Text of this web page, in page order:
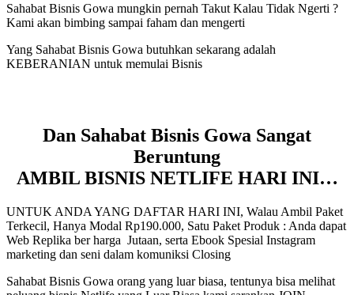
Sahabat Bisnis Gowa mungkin pernah Takut Kalau Tidak Ngerti ?
Kami akan bimbing sampai faham dan mengerti
Yang Sahabat Bisnis Gowa butuhkan sekarang adalah
KEBERANIAN untuk memulai Bisnis
Dan Sahabat Bisnis Gowa Sangat
Beruntung
AMBIL BISNIS NETLIFE HARI INI…
UNTUK ANDA YANG DAFTAR HARI INI, Walau Ambil Paket
Terkecil, Hanya Modal Rp190.000, Satu Paket Produk : Anda dapat
Web Replika ber harga Jutaan, serta Ebook Spesial Instagram
marketing dan seni dalam komuniksi Closing
Sahabat Bisnis Gowa orang yang luar biasa, tentunya bisa melihat